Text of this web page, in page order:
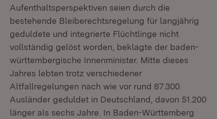
Aufenthaltsperspektiven seien durch die
bestehende Bleiberechtsregelung für langjährig
geduldete und integrierte Flüchtlinge nicht
vollständig gelöst worden, beklagte der baden-
württembergische Innenminister. Mitte dieses
Jahres lebten trotz verschiedener
Altfallregelungen nach wie vor rund 87.300
Ausländer geduldet in Deutschland, davon 51.200
länger als sechs Jahre. In Baden-Württemberg